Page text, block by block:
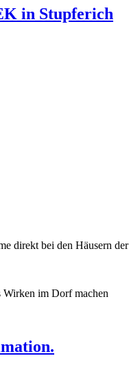
in Stupferich
direkt bei den Häusern der
Wirken im Dorf machen